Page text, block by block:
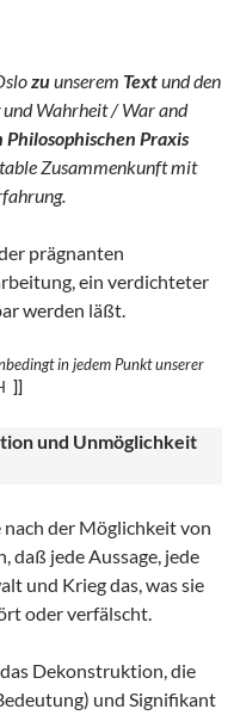
zuunserem Textund den
Wahrheit / War and
Praxis
Zusammenkunft mit
prägnanten
ein verdichteter
werden läßt.
in jedem Punkt unserer
]]
und Unmöglichkeit
nach der Möglichkeit von
daß jede Aussage, jede
und Krieg das, was sie
oder verfälscht.
Dekonstruktion, die
und Signifikant